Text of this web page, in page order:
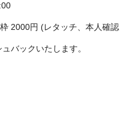
2000円 (レタッチ、本人確認
バックいたします。